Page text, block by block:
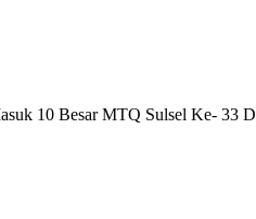
10 Besar MTQ Sulsel Ke- 33